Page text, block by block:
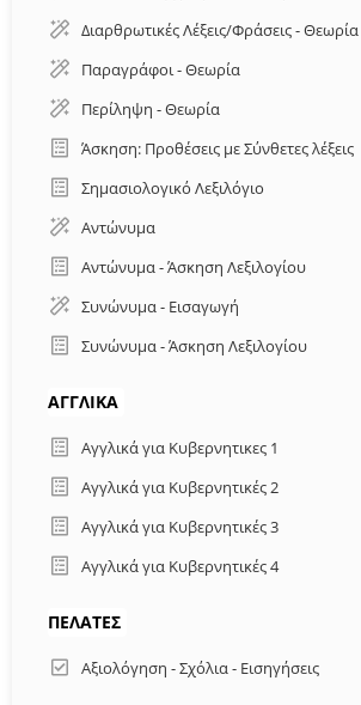
Διαρθρωτικές Λέξεις/Φράσεις - Θεωρία
Παραγράφοι - Θεωρία
Περίληψη - Θεωρία
Άσκηση: Προθέσεις με Σύνθετες λέξεις
Σημασιολογικό Λεξιλόγιο
Αντώνυμα
Αντώνυμα - Άσκηση Λεξιλογίου
Συνώνυμα - Εισαγωγή
Συνώνυμα - Άσκηση Λεξιλογίου
ΑΓΓΛΙΚΆ
Αγγλικά για Κυβερνητικες 1
Αγγλικά για Κυβερνητικές 2
Αγγλικά για Κυβερνητικές 3
Αγγλικά για Κυβερνητικές 4
ΠΕΛΑΤΕΣ
Αξιολόγηση - Σχόλια - Εισηγήσεις